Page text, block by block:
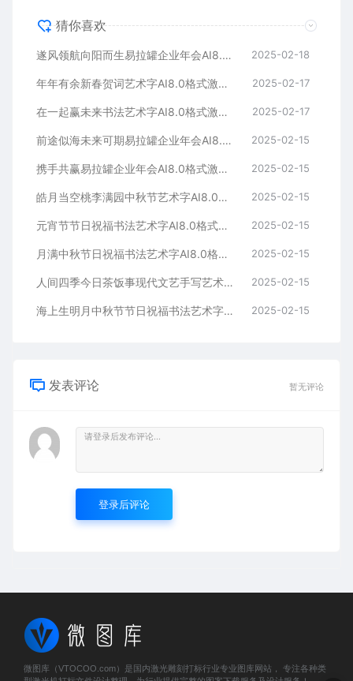
猜你喜欢
遂风领航向阳而生易拉罐企业年会AI8.0格式激光打标文件通用矢量图 2025-02-18
年年有余新春贺词艺术字AI8.0格式激光打标文件通用矢量图 2025-02-17
在一起赢未来书法艺术字AI8.0格式激光打标文件通用矢量图 2025-02-17
前途似海未来可期易拉罐企业年会AI8.0格式激光打标文件通用矢量图 2025-02-15
携手共赢易拉罐企业年会AI8.0格式激光打标文件通用矢量图 2025-02-15
皓月当空桃李满园中秋节艺术字AI8.0格式激光打标文件通用矢量图 2025-02-15
元宵节节日祝福书法艺术字AI8.0格式激光打标文件通用矢量图 2025-02-15
月满中秋节日祝福书法艺术字AI8.0格式激光打标文件通用矢量图 2025-02-15
人间四季今日茶饭事现代文艺手写艺术字AI8.0格式激光打标文件通用矢量图 2025-02-15
海上生明月中秋节节日祝福书法艺术字AI8.0格式激光打标文件通用矢量图 2025-02-15
发表评论 暂无评论
登录后评论
微图库（VTOCOO.com）是国内激光雕刻打标行业专业图库网站， 专注各种类